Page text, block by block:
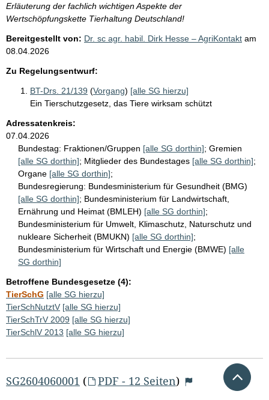
Erläuterung der fachlich wichtigen Aspekte der
Wertschöpfungskette Tierhaltung Deutschland!
Bereitgestellt von: Dr. sc agr. habil. Dirk Hesse – AgriKontakt am
08.04.2026
Zu Regelungsentwurf:
BT-Drs. 21/139 (Vorgang) [alle SG hierzu]
Ein Tierschutzgesetz, das Tiere wirksam schützt
Adressatenkreis:
07.04.2026
Bundestag: Fraktionen/Gruppen [alle SG dorthin]; Gremien
[alle SG dorthin]; Mitglieder des Bundestages [alle SG dorthin];
Organe [alle SG dorthin];
Bundesregierung: Bundesministerium für Gesundheit (BMG)
[alle SG dorthin]; Bundesministerium für Landwirtschaft,
Ernährung und Heimat (BMLEH) [alle SG dorthin];
Bundesministerium für Umwelt, Klimaschutz, Naturschutz und
nukleare Sicherheit (BMUKN) [alle SG dorthin];
Bundesministerium für Wirtschaft und Energie (BMWE) [alle
SG dorthin]
Betroffene Bundesgesetze (4):
TierSchG [alle SG hierzu]
TierSchNutztV [alle SG hierzu]
TierSchTrV 2009 [alle SG hierzu]
TierSchlV 2013 [alle SG hierzu]
SG2604060001 ( PDF - 12 Seiten)